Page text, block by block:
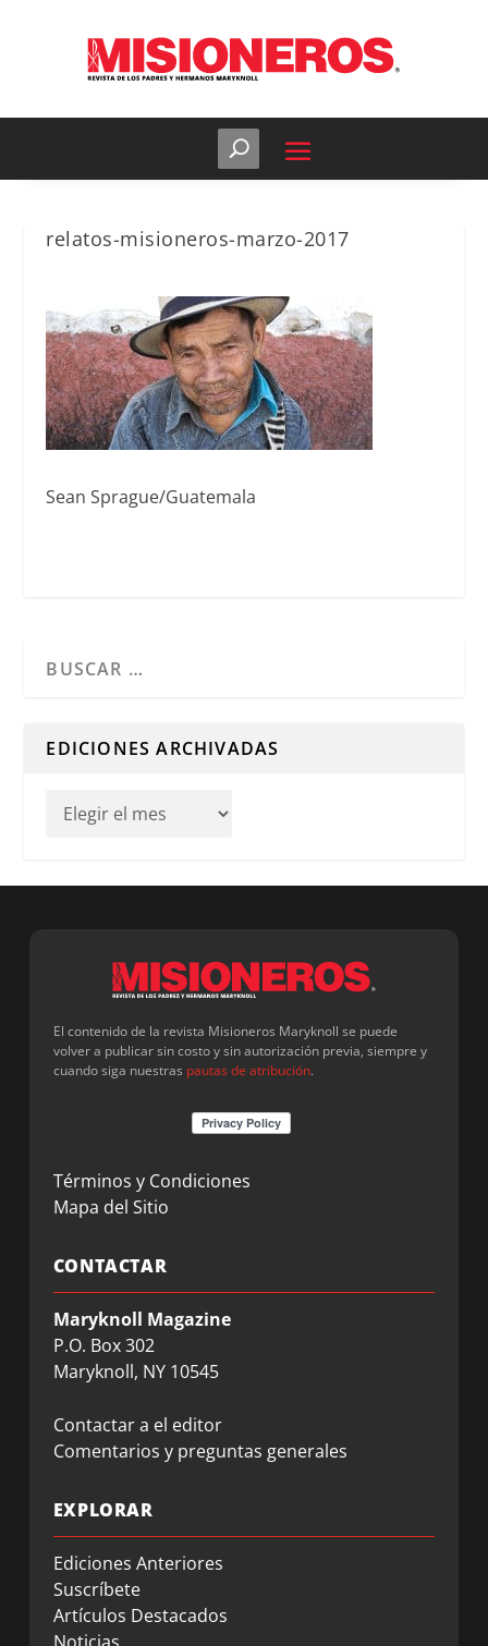
relatos-misioneros-marzo-2017
Sean Sprague/Guatemala
EDICIONES ARCHIVADAS
El contenido de la revista Misioneros Maryknoll se puede
volver a publicar sin costo y sin autorización previa, siempre y
cuando siga nuestras pautas de atribución.
Términos y Condiciones
Mapa del Sitio
CONTACTAR
Maryknoll Magazine
P.O. Box 302
Maryknoll, NY 10545
Contactar a el editor
Comentarios y preguntas generales
EXPLORAR
Ediciones Anteriores
Suscríbete
Artículos Destacados